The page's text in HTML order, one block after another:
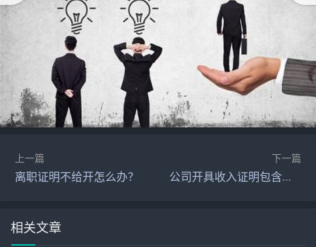
上一篇
离职证明不给开怎么办？
下一篇
公司开具收入证明包含年终奖吗？
相关文章